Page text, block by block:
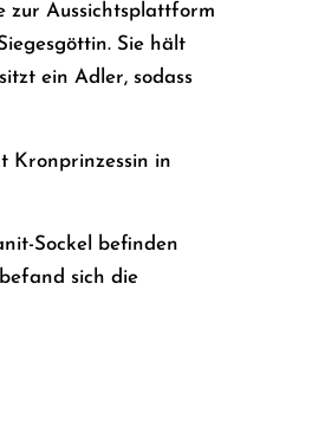
zur Aussichtsplattform
Sie hält
ein Adler, sodass
Kronprinzessin in
Sockel befinden
sich die